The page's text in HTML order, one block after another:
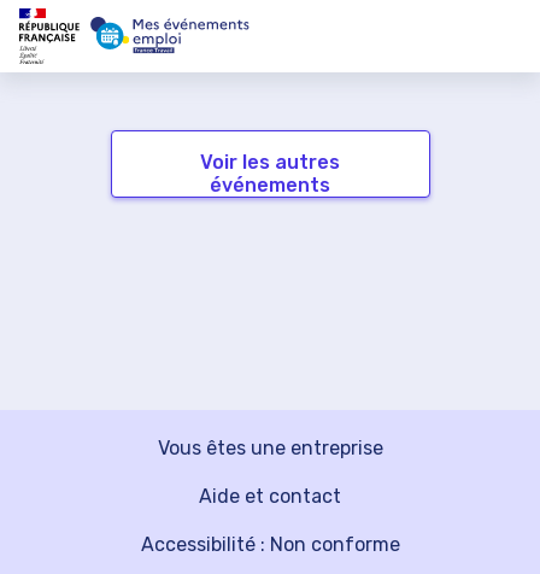
Voir les autres
événements
Vous êtes une entreprise
Aide et contact
Accessibilité : Non conforme